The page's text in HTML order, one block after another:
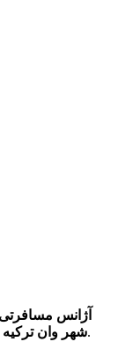
آژانس
شهر وان ترکیهبا قیمت مناسب می‌باشد.